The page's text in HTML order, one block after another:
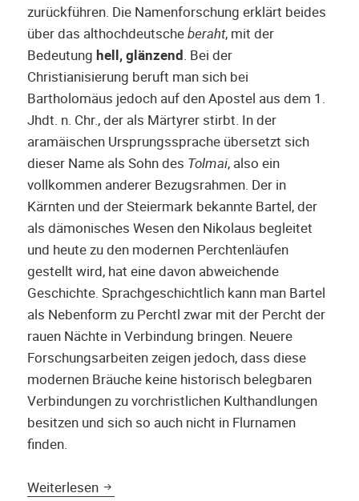
zurückführen. Die Namenforschung erklärt beides
über das althochdeutscheberaht, mit der
Bedeutunghell, glänzend. Bei der
Christianisierung beruft man sich bei
Bartholomäus jedoch auf den Apostel aus dem 1.
Jhdt. n. Chr., der als Märtyrer stirbt. In der
aramäischen Ursprungssprache übersetzt sich
dieser Name als Sohn des Tolmai, also ein
vollkommen anderer Bezugsrahmen. Der in
Kärnten und der Steiermark bekannte Bartel, der
als dämonisches Wesen den Nikolaus begleitet
und heute zu den modernen Perchtenläufen
gestellt wird, hat eine davon abweichende
Geschichte. Sprachgeschichtlich kann man Bartel
als Nebenform zu Perchtl zwar mit der Percht der
rauen Nächte in Verbindung bringen. Neuere
Forschungsarbeiten zeigen jedoch, dass diese
modernen Bräuche keine historisch belegbaren
Verbindungen zu vorchristlichen Kulthandlungen
besitzen und sich so auch nicht in Flurnamen
finden.
Weiterlesen Ein Vaterberg im Maltatal: Bartelmann